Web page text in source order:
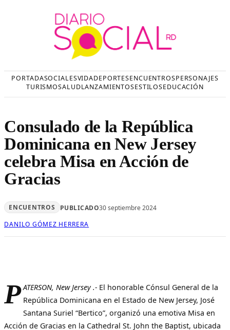
PORTADASOCIALESVIDADEPORTESENCUENTROSPERSONAJES
TURISMOSALUDLANZAMIENTOSESTILOSEDUCACIÓN
Consulado de la República
Dominicana en New Jersey
celebra Misa en Acción de
Gracias
ENCUENTROS PUBLICADO30 septiembre 2024
DANILO GÓMEZ HERRERA
P ATERSON, New Jersey .- El honorable Cónsul General de la
República Dominicana en el Estado de New Jersey, José
Santana Suriel “Bertico”, organizó una emotiva Misa en
Acción de Gracias en la Cathedral St. John the Baptist, ubicada